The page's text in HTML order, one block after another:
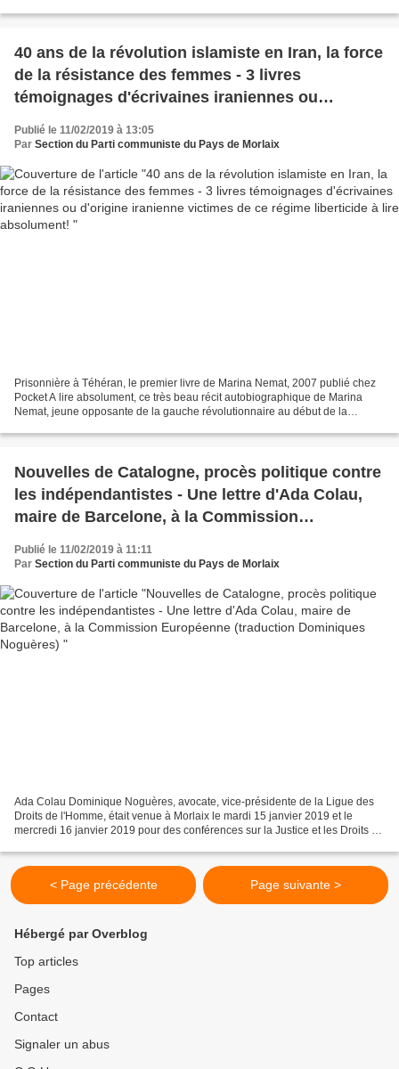
40 ans de la révolution islamiste en Iran, la force
de la résistance des femmes - 3 livres
témoignages d'écrivaines iraniennes ou
d'origine iranienne victimes de ce régime
liberticide à lire absolument!
Publié le 11/02/2019 à 13:05
Par Section du Parti communiste du Pays de Morlaix
Prisonnière à Téhéran, le premier livre de Marina Nemat, 2007 publié chez
Pocket A lire absolument, ce très beau récit autobiographique de Marina
Nemat, jeune opposante de la gauche révolutionnaire au début de la
Nouvelles de Catalogne, procès politique contre
les indépendantistes - Une lettre d'Ada Colau,
maire de Barcelone, à la Commission
Publié le 11/02/2019 à 11:11
Par Section du Parti communiste du Pays de Morlaix
Ada Colau Dominique Noguères, avocate, vice-présidente de la Ligue des
Droits de l'Homme, était venue à Morlaix le mardi 15 janvier 2019 et le
mercredi 16 janvier 2019 pour des conférences sur la Justice et les Droits de
< Page précédente Page suivante >
Hébergé par Overblog
Top articles
Pages
Contact
Signaler un abus